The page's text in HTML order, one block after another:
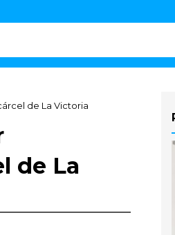
de La Victoria
de La